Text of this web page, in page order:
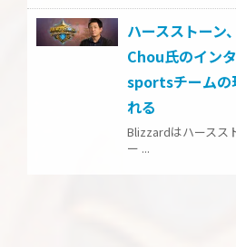
ハースストーン
Chou氏のイン
sportsチームの
れる
Blizzardはハースス
ー ...